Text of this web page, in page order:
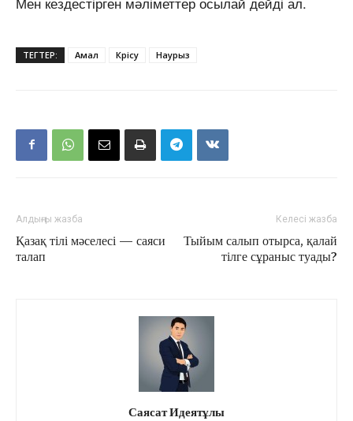
ТЕГТЕР: Амал Көрісу Наурыз
Алдыңғы жазба
Қазақ тілі мәселесі — саяси
талап
Келесі жазба
Тыйым салып отырса, қалай
тілге сұраныс туады?
Саясат Идеятұлы